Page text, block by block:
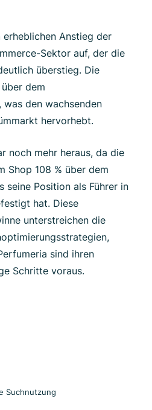
Anstieg der
Sektor auf, der die
überstieg. Die
dem
was den wachsenden
hervorhebt.
noch mehr heraus, da die
Shop 108 % über dem
seine Position als Führer in
hat. Diese
unterstreichen die
sind ihren
Schritte voraus.
Suchnutzung